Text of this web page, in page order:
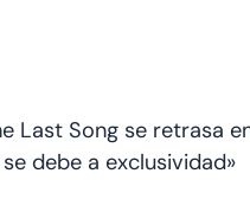
Last Song se retrasa
se debe a exclusividad»